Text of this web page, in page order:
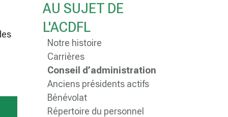
AU SUJET DE
L'ACDFL
Notre histoire
Carrières
Conseil d’administration
Anciens présidents actifs
Bénévolat
Répertoire du personnel